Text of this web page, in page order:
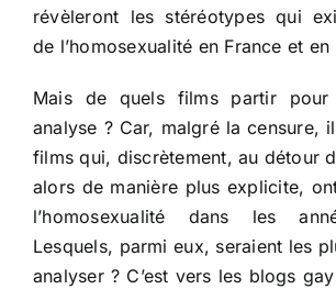
révèleront les stéréotypes qui
de l’homosexualité en France et en
Mais de quels films partir pour
analyse ? Car, malgré la censure,
films qui, discrètement, au détour
alors de manière plus explicite,
l’homosexualité dans les
Lesquels, parmi eux, seraient les
analyser ? C’est vers les blogs